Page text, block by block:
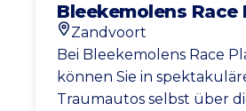
Bleekemolens Race
Standort
Zandvoort
Bei Bleekemolens Race
können Sie in
Traumautos selbst über